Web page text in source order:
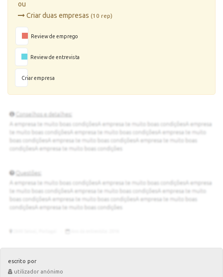
ou
Criar duas empresas (10 rep)
Review de emprego
Review de entrevista
Criar empresa
escrito por
utilizador anónimo